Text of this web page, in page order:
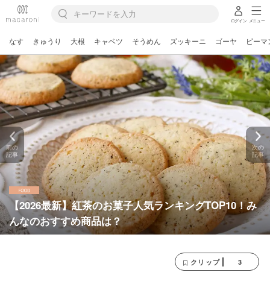
ログイン メニュー
なす きゅうり 大根 キャベツ そうめん ズッキーニ ゴーヤ ピーマ
【2026最新】紅茶のお菓子人気ランキングTOP10！み
んなのおすすめ商品は？
前の
記事
次の
記事
クリップ 3